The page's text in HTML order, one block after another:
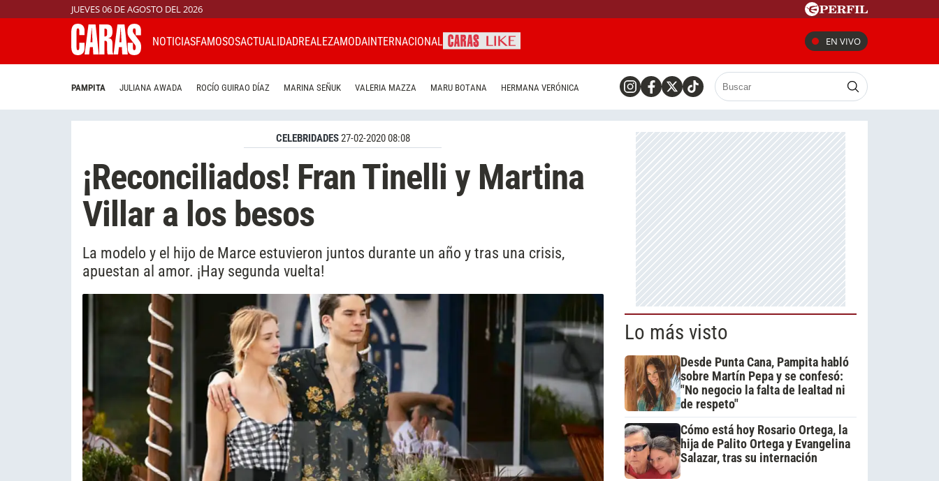
JUEVES 06 DE AGOSTO DEL 2026
NOTICIASFAMOSOSACTUALIDADREALEZAMODAINTERNACIONAL EN VIVO
PAMPITA JULIANA AWADA ROCÍO GUIRAO DÍAZ MARINA SEÑUK VALERIA MAZZA MARU BOTANA HERMANA VERÓNICA
CELEBRIDADES27-02-2020 08:08
¡Reconciliados! Fran Tinelli y Martina
Villar a los besos
La modelo y el hijo de Marce estuvieron juntos durante un año y tras una crisis,
apuestan al amor. ¡Hay segunda vuelta!
Lo más visto
Desde Punta Cana, Pampita habló
sobre Martín Pepa y se confesó:
"No negocio la falta de lealtad ni
de respeto"
Cómo está hoy Rosario Ortega, la
hija de Palito Ortega y Evangelina
Salazar, tras su internación